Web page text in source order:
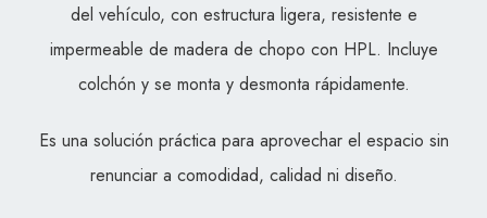
del vehículo, con estructura ligera, resistente e
impermeable de madera de chopo con HPL. Incluye
colchón y se monta y desmonta rápidamente.
Es una solución práctica para aprovechar el espacio sin
renunciar a comodidad, calidad ni diseño.